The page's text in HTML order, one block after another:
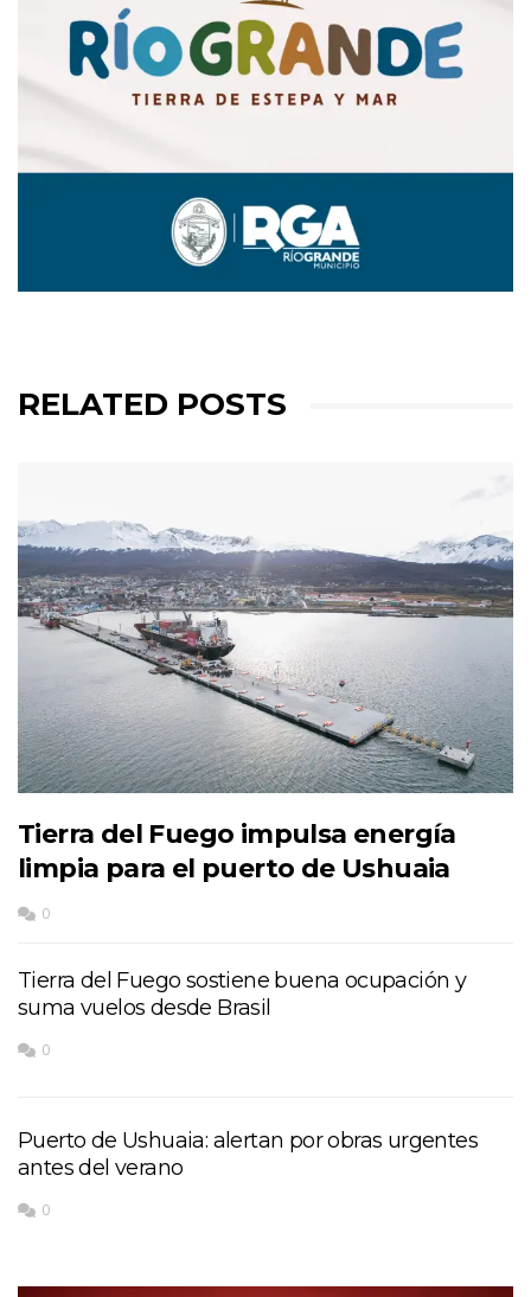
RELATED POSTS
Tierra del Fuego impulsa energía
limpia para el puerto de Ushuaia
0
Tierra del Fuego sostiene buena ocupación y
suma vuelos desde Brasil
0
Puerto de Ushuaia: alertan por obras urgentes
antes del verano
0